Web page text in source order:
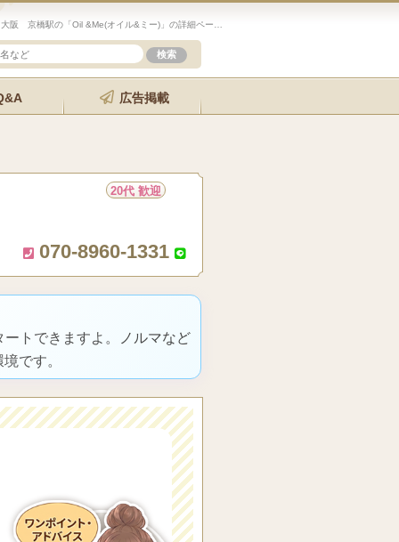
広告掲載
20代 歓迎
070-8960-1331
トできますよ。ノルマなど
です。